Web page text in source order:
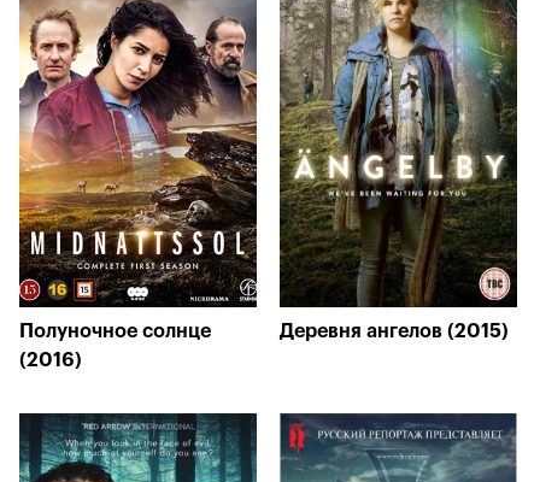
Полуночное солнце
(2016)
Деревня ангелов (2015)